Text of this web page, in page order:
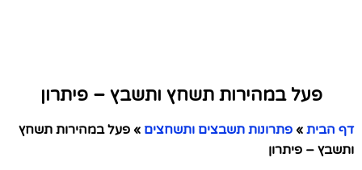
פעל במהירות תשחץ ותשבץ – פיתרון
דף הבית » פתרונות תשבצים ותשחצים » פעל במהירות תשחץ
ותשבץ – פיתרון